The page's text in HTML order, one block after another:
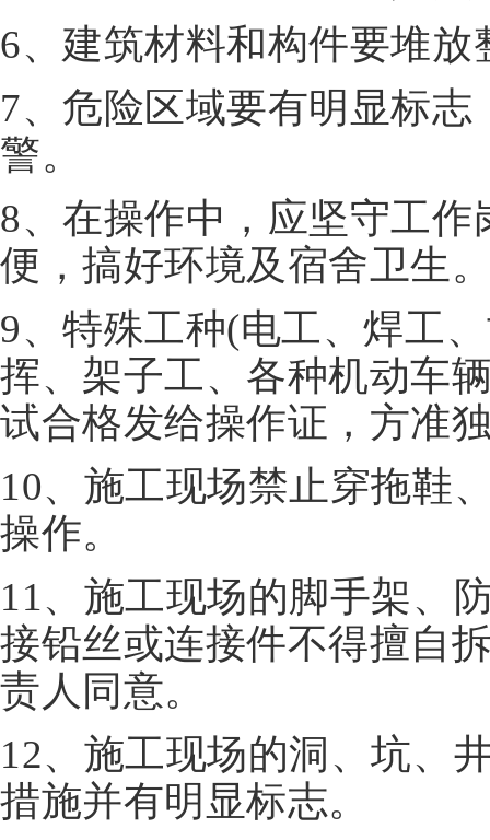
6、建筑材料和构件要堆
7、危险区域要有明显标
警。
8、在操作中，应坚守工
便，搞好环境及宿舍卫生
9、特殊工种(电工、焊工
挥、架子工、各种机动车
试合格发给操作证，方准
10、施工现场禁止穿拖鞋
操作。
11、施工现场的脚手架、
接铅丝或连接件不得擅自
责人同意。
12、施工现场的洞、坑、
措施并有明显标志。